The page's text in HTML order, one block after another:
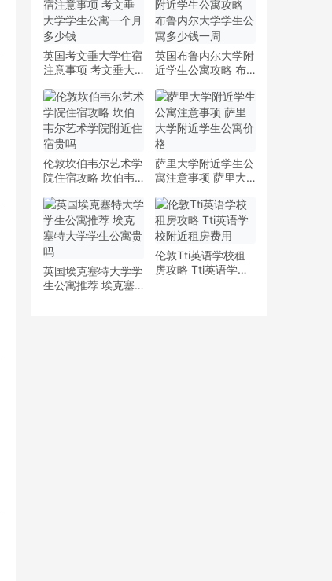
英国考文垂大学住宿
注意事项 考文垂大
少钱
英国布鲁内尔大学附
近学生公寓攻略 布
多少钱一周
伦敦坎伯韦尔艺术学
院住宿攻略 坎伯韦
贵吗
萨里大学附近学生公
寓注意事项 萨里大
英国埃克塞特大学学
生公寓推荐 埃克塞
伦敦Tti英语学校租
房攻略 Tti英语学校